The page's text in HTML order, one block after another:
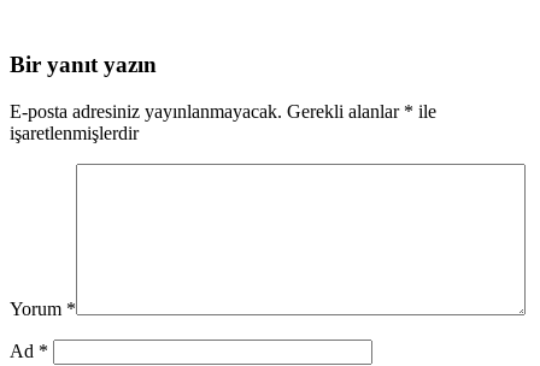
Bir yanıt yazın
E-posta adresiniz yayınlanmayacak. Gerekli alanlar * ile
işaretlenmişlerdir
Yorum *
Ad *